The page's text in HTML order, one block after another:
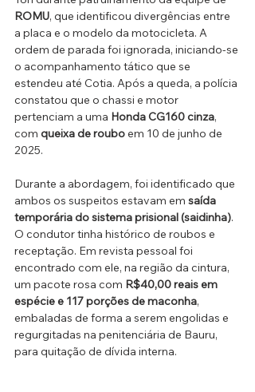
ROMU, que identificou divergências entre
a placa e o modelo da motocicleta. A
ordem de parada foi ignorada, iniciando-se
o acompanhamento tático que se
estendeu até Cotia. Após a queda, a polícia
constatou que o chassi e motor
pertenciam a uma Honda CG160 cinza,
com queixa de roubo em 10 de junho de
2025.
Durante a abordagem, foi identificado que
ambos os suspeitos estavam em saída
temporária do sistema prisional (saidinha).
O condutor tinha histórico de roubos e
receptação. Em revista pessoal foi
encontrado com ele, na região da cintura,
um pacote rosa com R$40,00 reais em
espécie e 117 porções de maconha,
embaladas de forma a serem engolidas e
regurgitadas na penitenciária de Bauru,
para quitação de dívida interna.